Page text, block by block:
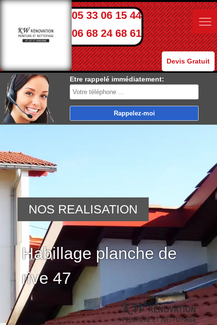
05 33 06 15 44
06 68 24 68 61
Devis Gratuit
Etre rappelé immédiatement:
Habillage planche de
rive 47
NOS REALISATION